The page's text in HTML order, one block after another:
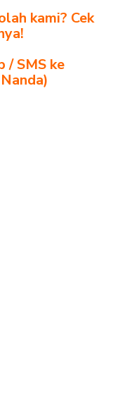
kami? Cek
/ SMS ke